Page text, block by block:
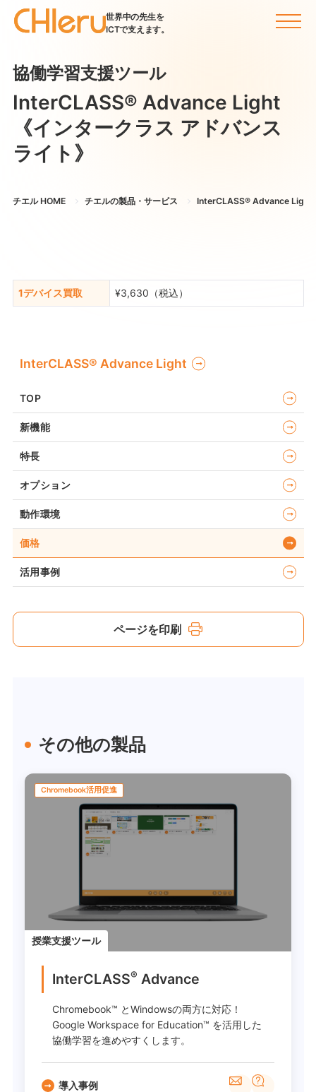
世界中の先生を
ICTで支えます。
協働学習支援ツール
InterCLASS®︎ Advance Light
《インタークラス アドバンス
ライト》
チエル HOME チエルの製品・サービス InterCLASS®︎ Advance Light
1デバイス買取 ¥3,630（税込）
InterCLASS®︎ Advance Light
TOP
新機能
特長
オプション
動作環境
価格
活用事例
ページを印刷
その他の製品
Chromebook活用促進
授業支援ツール
InterCLASS® Advance
Chromebook™ とWindowsの両方に対応！
Google Workspace for Education™ を活用した
協働学習を進めやすくします。
導入事例